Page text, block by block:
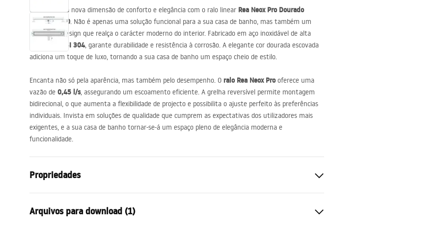
Acessórios de casa de banho,
acessórios de casa de banho
Conheça uma nova dimensão de conforto e elegância com o ralo linear Rea Neox Pro Dourado
Escovado 100. Não é apenas uma solução funcional para a sua casa de banho, mas também um
detalhe de design que realça o carácter moderno do interior. Fabricado em aço inoxidável de alta
AISI 304, garante durabilidade e resistência à corrosão. A elegante cor dourada escovada
adiciona um toque de luxo, tornando a sua casa de banho um espaço cheio de estilo.
Encanta não só pela aparência, mas também pelo desempenho. O ralo Rea Neox Prooferece uma
vazão de 0,45 l/s, assegurando um escoamento eficiente. A grelha reversível permite montagem
bidirecional, o que aumenta a flexibilidade de projecto e possibilita o ajuste perfeito às preferências
individuais. Invista em soluções de qualidade que cumprem as expectativas dos utilizadores mais
exigentes, e a sua casa de banho tornar-se-á um espaço pleno de elegância moderna e
funcionalidade.
Propriedades
Tipo de sifão
Arquivos para download (1)